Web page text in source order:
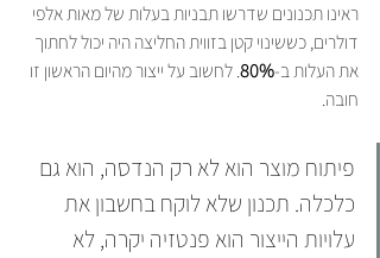
ראינו תכנונים שדרשו תבניות בעלות של מאות אלפי
דולרים, כששינוי קטן בזווית החליצה היה יכול לחתוך
את העלות ב-80%. לחשוב על ייצור מהיום הראשון זו
חובה.
פיתוח מוצר הוא לא רק הנדסה, הוא גם
כלכלה. תכנון שלא לוקח בחשבון את
עלויות הייצור הוא פנטזיה יקרה, לא